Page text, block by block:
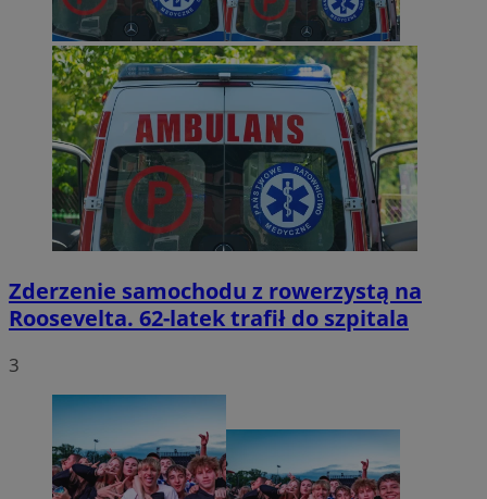
Zderzenie samochodu z rowerzystą na
Roosevelta. 62-latek trafił do szpitala
3